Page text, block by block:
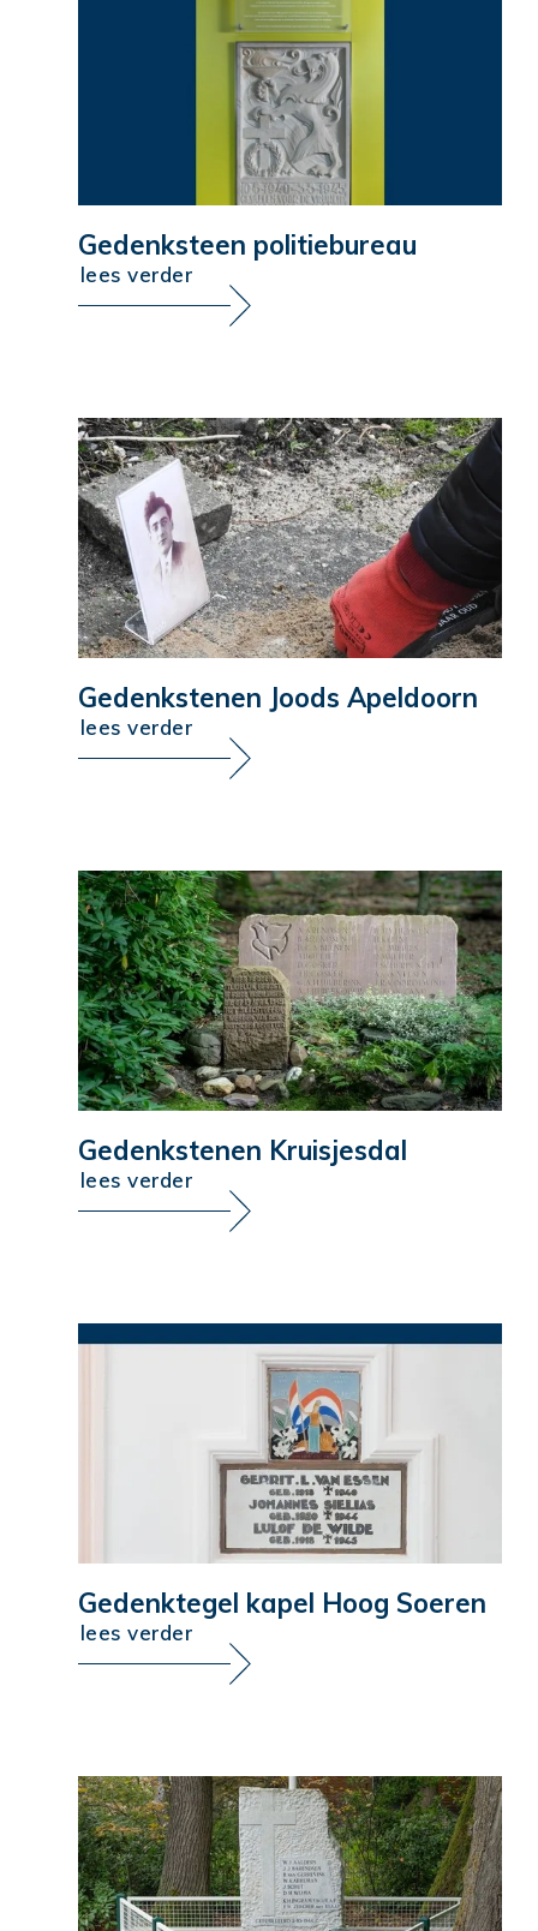
Gedenksteen politiebureau
lees verder
Gedenkstenen Joods Apeldoorn
lees verder
Gedenkstenen Kruisjesdal
lees verder
Gedenktegel kapel Hoog Soeren
lees verder